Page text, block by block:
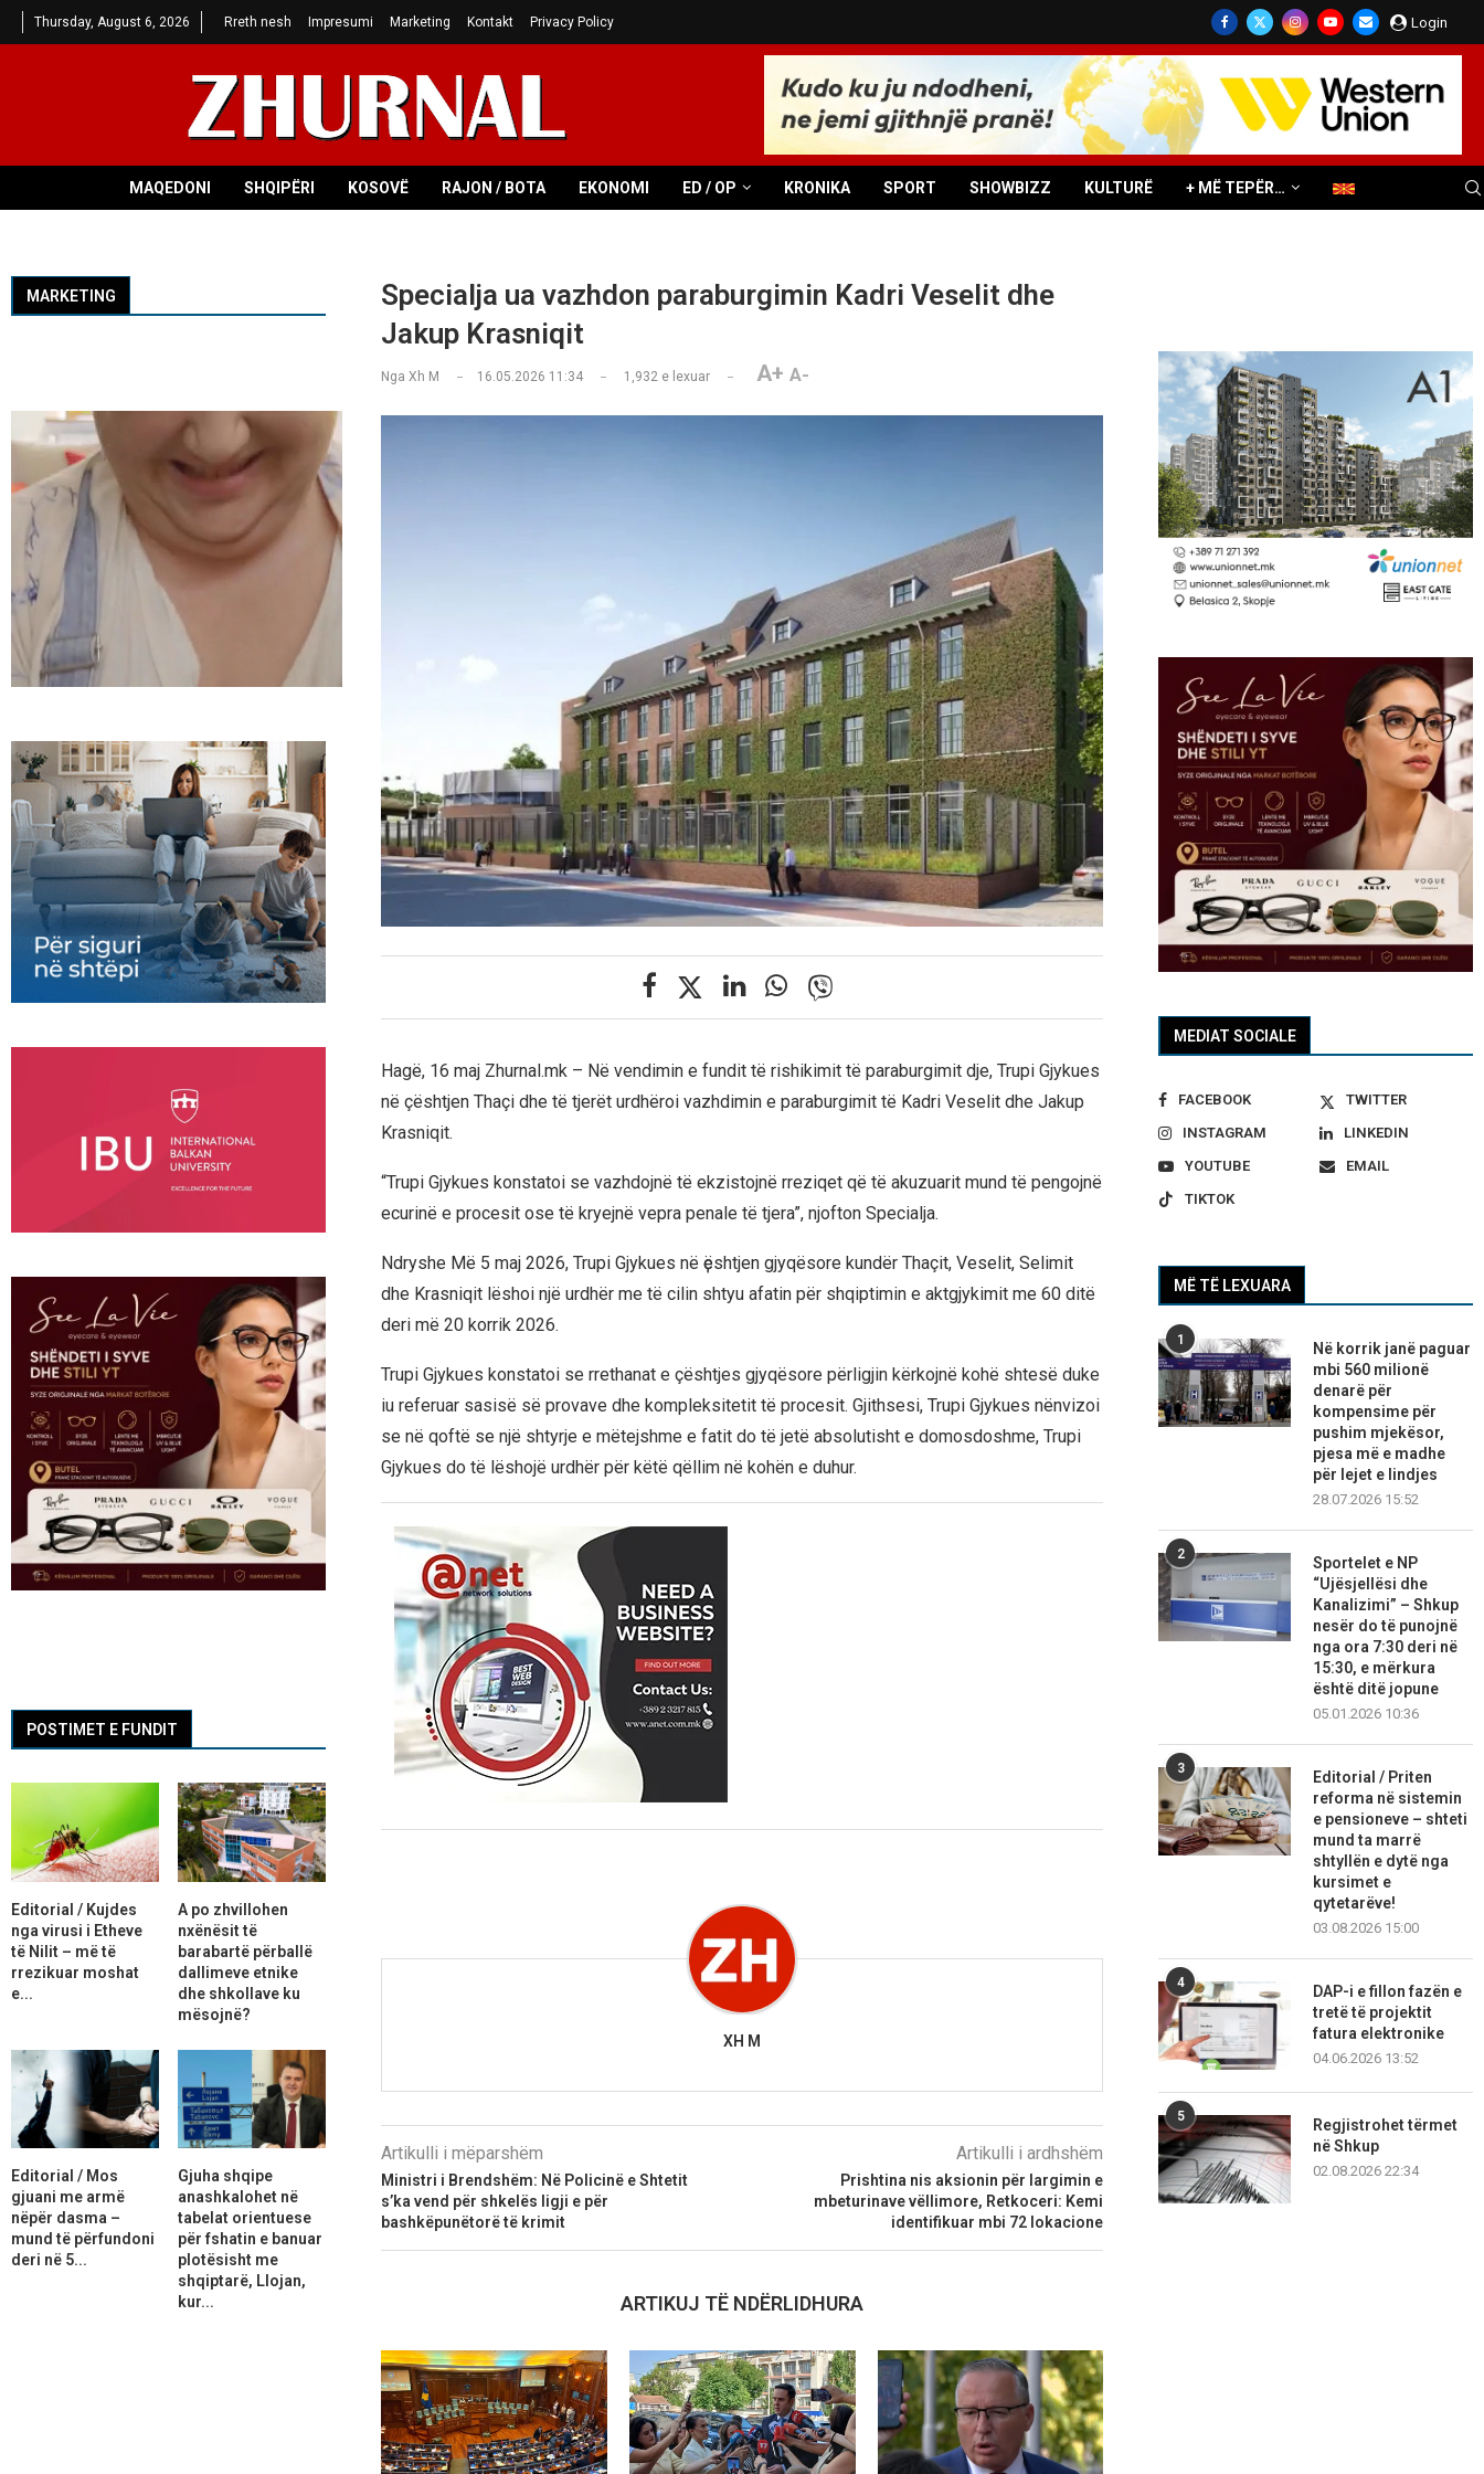
Thursday, August 6, 2026 Rreth nesh Impresumi Marketing Kontakt Privacy Policy Login
MAQEDONI SHQIPËRI KOSOVË RAJON / BOTA EKONOMI ED / OP KRONIKA SPORT SHOWBIZZ KULTURË + MË TEPËR…
Specialja ua vazhdon paraburgimin Kadri Veselit dhe
Jakup Krasniqit
Nga Xh M 16.05.2026 11:34 1,932e lexuar A+ A-
Hagë, 16 maj Zhurnal.mk – Në vendimin e fundit të rishikimit të paraburgimit dje, Trupi Gjykues
në çështjen Thaçi dhe të tjerët urdhëroi vazhdimin e paraburgimit të Kadri Veselit dhe Jakup
Krasniqit.
“Trupi Gjykues konstatoi se vazhdojnë të ekzistojnë rreziqet që të akuzuarit mund të pengojnë
ecurinë e procesit ose të kryejnë vepra penale të tjera”, njofton Specialja.
Ndryshe Më 5 maj 2026, Trupi Gjykues në ҫështjen gjyqësore kundër Thaçit, Veselit, Selimit
dhe Krasniqit lëshoi një urdhër me të cilin shtyu afatin për shqiptimin e aktgjykimit me 60 ditë
deri më 20 korrik 2026.
Trupi Gjykues konstatoi se rrethanat e çështjes gjyqësore përligjin kërkojnë kohë shtesë duke
iu referuar sasisë së provave dhe kompleksitetit të procesit. Gjithsesi, Trupi Gjykues nënvizoi
se në qoftë se një shtyrje e mëtejshme e fatit do të jetë absolutisht e domosdoshme, Trupi
Gjykues do të lëshojë urdhër për këtë qëllim në kohën e duhur.
XH M
Artikulli i mëparshëm
Ministri i Brendshëm: Në Policinë e Shtetit
s’ka vend për shkelës ligji e për
bashkëpunëtorë të krimit
Artikulli i ardhshëm
Prishtina nis aksionin për largimin e
mbeturinave vëllimore, Retkoceri: Kemi
identifikuar mbi 72 lokacione
ARTIKUJ TË NDËRLIDHURA
MEDIAT SOCIALE
FACEBOOK
TWITTER
INSTAGRAM
LINKEDIN
YOUTUBE
EMAIL
TIKTOK
MË TË LEXUARA
1
Në korrik janë paguar
mbi 560 milionë
denarë për
kompensime për
pushim mjekësor,
pjesa më e madhe
për lejet e lindjes
28.07.2026 15:52
2
Sportelet e NP
“Ujësjellësi dhe
Kanalizimi” – Shkup
nesër do të punojnë
nga ora 7:30 deri në
15:30, e mërkura
është ditë jopune
05.01.2026 10:36
3
Editorial / Priten
reforma në sistemin
e pensioneve – shteti
mund ta marrë
shtyllën e dytë nga
kursimet e
qytetarëve!
03.08.2026 15:00
4
DAP-i e fillon fazën e
tretë të projektit
fatura elektronike
04.06.2026 13:52
5
Regjistrohet tërmet
në Shkup
02.08.2026 22:34
MARKETING
POSTIMET E FUNDIT
Editorial / Kujdes
nga virusi i Etheve
të Nilit – më të
rrezikuar moshat
e...
A po zhvillohen
nxënësit të
barabartë përballë
dallimeve etnike
dhe shkollave ku
mësojnë?
Editorial / Mos
gjuani me armë
nëpër dasma –
mund të përfundoni
deri në 5...
Gjuha shqipe
anashkalohet në
tabelat orientuese
për fshatin e banuar
plotësisht me
shqiptarë, Llojan,
kur...